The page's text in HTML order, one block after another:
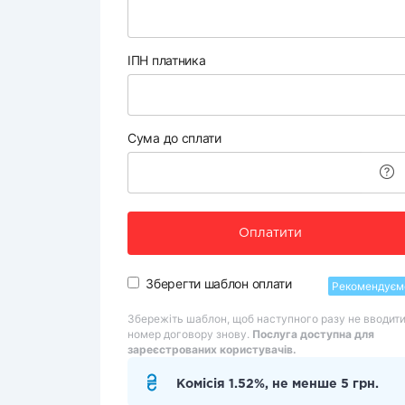
ІПН платника
Сума до сплати
Оплатити
Зберегти шаблон оплати
Збережіть шаблон, щоб наступного разу не вводити
номер договору знову. Послуга доступна для
зареєстрованих користувачів.
Комісія 1.52%, не менше 5 грн.